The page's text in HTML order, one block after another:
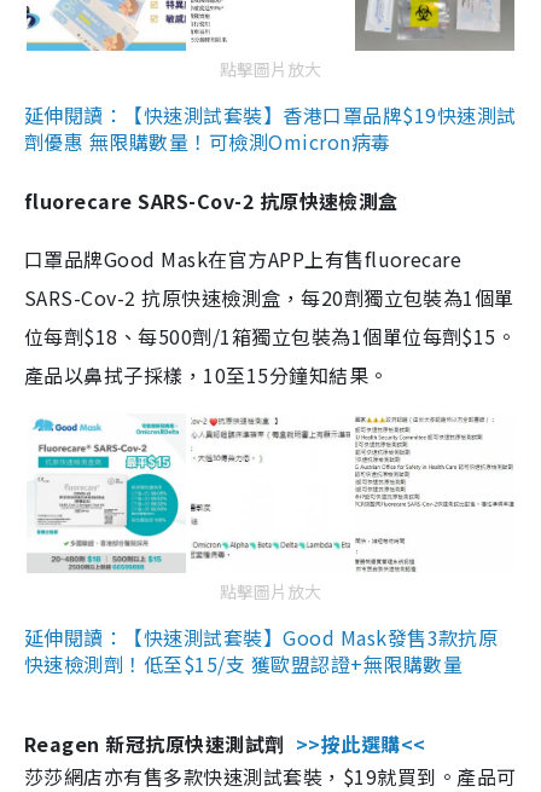
點擊圖片放大
延伸閱讀：【快速測試套裝】香港口罩品牌$19快速測試
劑優惠 無限購數量！可檢測Omicron病毒
fluorecare SARS-Cov-2 抗原快速檢測盒
口罩品牌Good Mask在官方APP上有售fluorecare
SARS-Cov-2 抗原快速檢測盒，每20劑獨立包裝為1個單
位每劑$18、每500劑/1箱獨立包裝為1個單位每劑$15。
產品以鼻拭子採樣，10至15分鐘知結果。
點擊圖片放大
延伸閱讀：【快速測試套裝】Good Mask發售3款抗原
快速檢測劑！低至$15/支 獲歐盟認證+無限購數量
Reagen 新冠抗原快速測試劑 >>按此選購<<
莎莎網店亦有售多款快速測試套裝，$19就買到。產品可